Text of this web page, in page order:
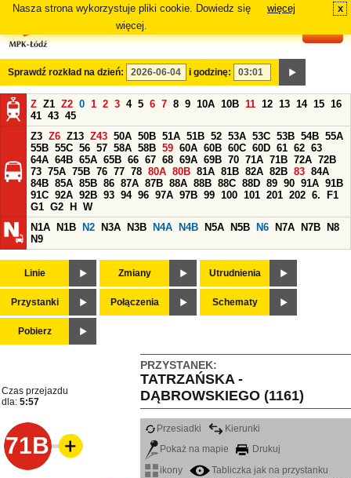
Nasza strona wykorzystuje pliki cookie. Dowiedz się
więcej.
więcej x
Sprawdź rozkład na dzień: i godzinę:
Z Z1 Z2 0 1 2 3 4 5 6 7 8 9 10A 10B 11 12 13 14 15 16
41 43 45
Z3 Z6 Z13 Z43 50A 50B 51A 51B 52 53A 53C 53B 54B 55A
55B 55C 56 57 58A 58B 59 60A 60B 60C 60D 61 62 63
64A 64B 65A 65B 66 67 68 69A 69B 70 71A 71B 72A 72B
73 75A 75B 76 77 78 80A 80B 81A 81B 82A 82B 83 84A
84B 85A 85B 86 87A 87B 88A 88B 88C 88D 89 90 91A 91B
91C 92A 92B 93 94 96 97A 97B 99 100 101 201 202 6.
F1
G1 G2 H
W
N1A
N1B N2 N3A N3B N4A N4B N5A N5B N6 N7A N7B
N8
N9
Linie Zmiany Utrudnienia
Przystanki Połączenia Schematy
Pobierz
PRZYSTANEK:
TATRZAŃSKA -
DĄBROWSKIEGO (1161)
Czas przejazdu
dla: 5:57
71B
Przesiadki
Kierunki
Pokaż na mapie
Drukuj
ikony
Tabliczka jak na przystanku